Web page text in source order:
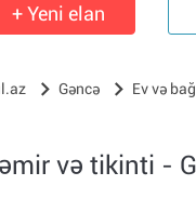
+ Yeni elan
Gəncə Ev və bağ
və tikinti -